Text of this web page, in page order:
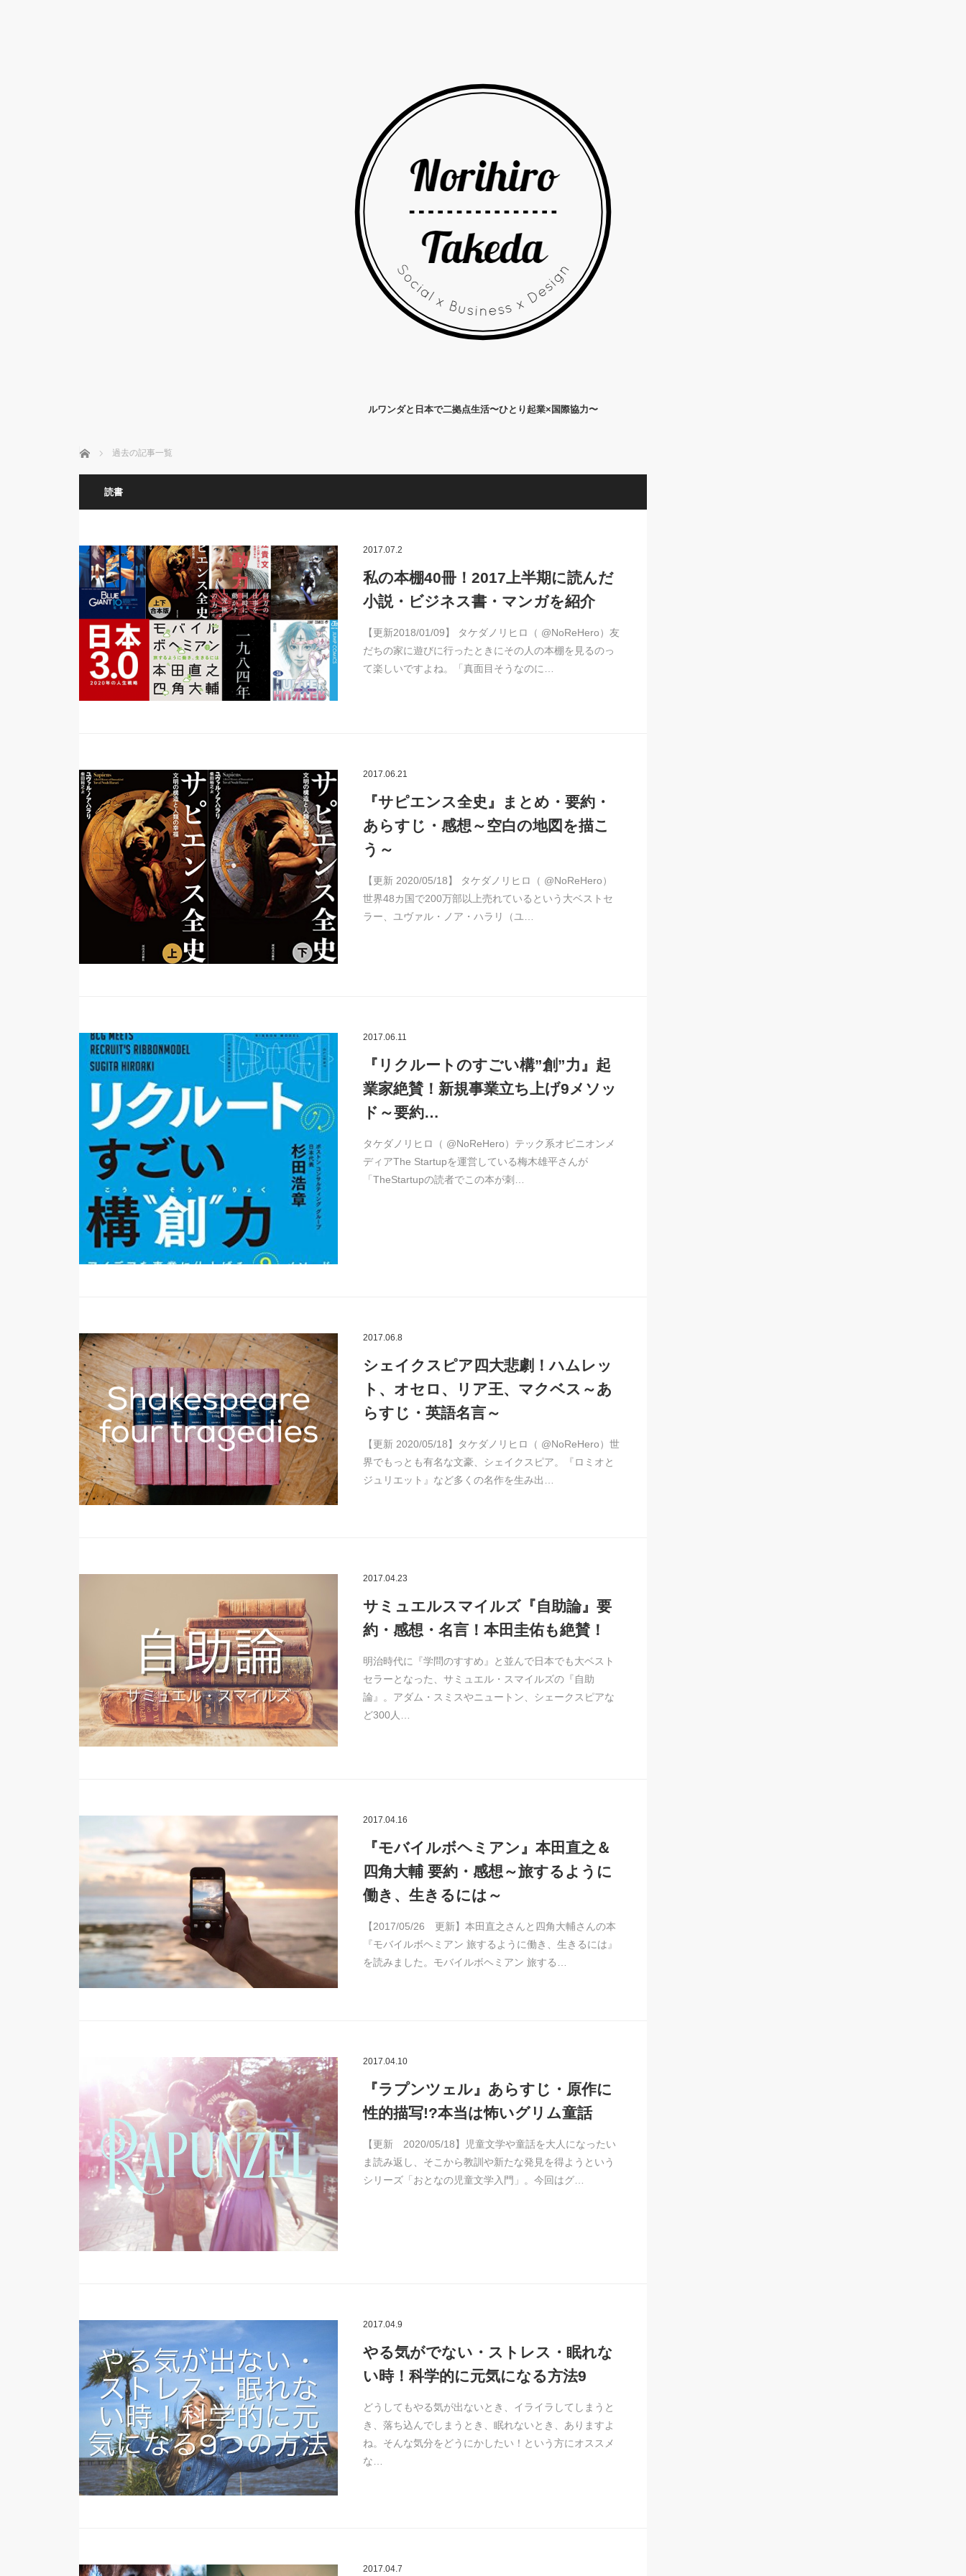
ルワンダと日本で二拠点生活〜ひとり起業×国際協力〜
ホーム 過去の記事一覧
読書
2017.07.2
私の本棚40冊！2017上半期に読んだ
小説・ビジネス書・マンガを紹介
【更新2018/01/09】 タケダノリヒロ（ @NoReHero）友
だちの家に遊びに行ったときにその人の本棚を見るのっ
て楽しいですよね。「真面目そうなのに…
2017.06.21
『サピエンス全史』まとめ・要約・
あらすじ・感想～空白の地図を描こ
う～
【更新 2020/05/18】 タケダノリヒロ（ @NoReHero）
世界48カ国で200万部以上売れているという大ベストセ
ラー、ユヴァル・ノア・ハラリ（ユ…
2017.06.11
『リクルートのすごい構”創”力』起
業家絶賛！新規事業立ち上げ9メソッ
ド～要約…
タケダノリヒロ（ @NoReHero）テック系オピニオンメ
ディアThe Startupを運営している梅木雄平さんが
「TheStartupの読者でこの本が刺…
2017.06.8
シェイクスピア四大悲劇！ハムレッ
ト、オセロ、リア王、マクベス～あ
らすじ・英語名言～
【更新 2020/05/18】タケダノリヒロ（ @NoReHero）世
界でもっとも有名な文豪、シェイクスピア。『ロミオと
ジュリエット』など多くの名作を生み出…
2017.04.23
サミュエルスマイルズ『自助論』要
約・感想・名言！本田圭佑も絶賛！
明治時代に『学問のすすめ』と並んで日本でも大ベスト
セラーとなった、サミュエル・スマイルズの『自助
論』。アダム・スミスやニュートン、シェークスピアな
ど300人…
2017.04.16
『モバイルボヘミアン』本田直之＆
四角大輔 要約・感想～旅するように
働き、生きるには～
【2017/05/26 更新】本田直之さんと四角大輔さんの本
『モバイルボヘミアン 旅するように働き、生きるには』
を読みました。モバイルボヘミアン 旅する…
2017.04.10
『ラプンツェル』あらすじ・原作に
性的描写!?本当は怖いグリム童話
【更新 2020/05/18】児童文学や童話を大人になったい
ま読み返し、そこから教訓や新たな発見を得ようという
シリーズ「おとなの児童文学入門」。今回はグ…
2017.04.9
やる気がでない・ストレス・眠れな
い時！科学的に元気になる方法9
どうしてもやる気が出ないとき、イライラしてしまうと
き、落ち込んでしまうとき、眠れないとき、ありますよ
ね。そんな気分をどうにかしたい！という方にオススメ
な…
2017.04.7